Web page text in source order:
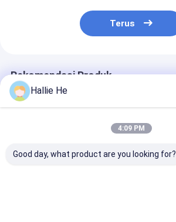
Terus
Rekomendasi Produk
Hallie He
4:09 PM
Good day, what product are you looking for?